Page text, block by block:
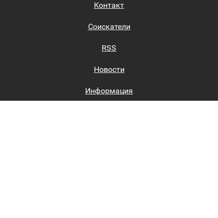
Контакт
Соискатели
RSS
Новости
Информация